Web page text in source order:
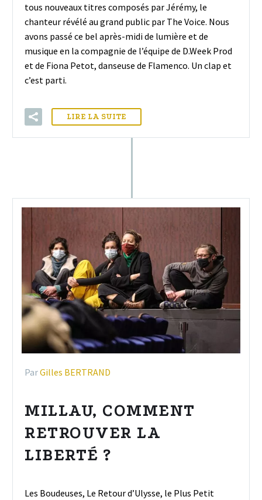
tous nouveaux titres composés par Jérémy, le
chanteur révélé au grand public par The Voice. Nous
avons passé ce bel après-midi de lumière et de
musique en la compagnie de l’équipe de D.Week Prod
et de Fiona Petot, danseuse de Flamenco. Un clap et
c’est parti.
LIRE LA SUITE
ParGilles BERTRAND
MILLAU, COMMENT
RETROUVER LA
LIBERTÉ ?
Les Boudeuses, Le Retour d’Ulysse, le Plus Petit